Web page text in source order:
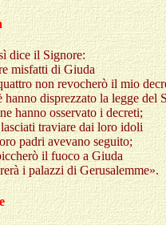
dice il Signore:
misfatti di Giuda
non revocherò il mio
hanno disprezzato la legge del
hanno osservato i decreti;
traviare dai loro idoli
padri avevano seguito;
il fuoco a Giuda
i palazzi di Gerusalemme».